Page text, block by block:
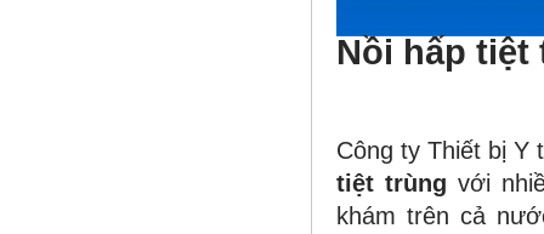
Nồi hấp tiệt
Công ty Thiết bị Y
tiệt trùng với
khám trên cả